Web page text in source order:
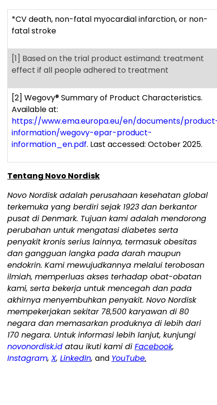
*CV death, non-fatal myocardial infarction, or non-
fatal stroke
[1] Based on the trial product estimand: treatment
effect if all people adhered to treatment
[2] Wegovy®Summary of Product Characteristics.
Available at:
https://www.ema.europa.eu/en/documents/
information/wegovy-epar-product-
information_en.pdf. Last accessed: October 2025.
Tentang Novo Nordisk
Novo Nordisk adalah perusahaan kesehatan global
terkemuka yang berdiri sejak 1923 dan berkantor
pusat di Denmark. Tujuan kami adalah mendorong
perubahan untuk mengatasi diabetes serta
penyakit kronis serius lainnya, termasuk obesitas
dan gangguan langka pada darah maupun
endokrin. Kami mewujudkannya melalui terobosan
ilmiah, memperluas akses terhadap obat-obatan
kami, serta bekerja untuk mencegah dan pada
akhirnya menyembuhkan penyakit. Novo Nordisk
mempekerjakan sekitar 78,500 karyawan di 80
negara dan memasarkan produknya di lebih dari
170 negara. Untuk informasi lebih lanjut, kunjungi
novonordisk.id atau ikuti kami di Facebook,
Instagram, X, LinkedIn, and YouTube.